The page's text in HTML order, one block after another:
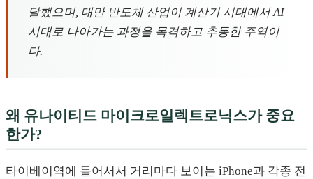
달했으며, 대만 반도체 산업이 계산기 시대에서 AI
시대로 나아가는 과정을 목격하고 추동한 주역이
다.
왜 유나이티드 마이크로일렉트로닉스가 중요
한가?
타이베이역에 들어서서 거리마다 보이는 iPhone과 각종 전